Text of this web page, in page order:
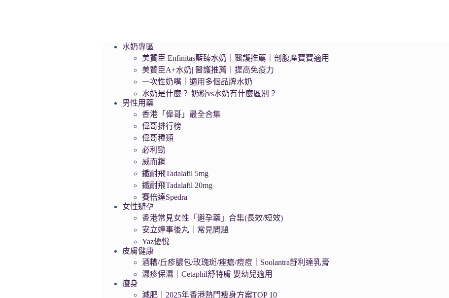
水奶專區
美贊臣 Enfinitas藍臻水奶｜醫護推薦｜剖腹產寶寶適用
美贊臣A+水奶| 醫護推薦｜提高免疫力
一次性奶嘴｜適用多個品牌水奶
水奶是什麼？ 奶粉vs水奶有什麼區別？
男性用藥
香港「偉哥」最全合集
偉哥排行榜
偉哥種類
必利勁
威而鋼
鐵耐飛Tadalafil 5mg
鐵耐飛Tadalafil 20mg
賽倍達Spedra
女性避孕
香港常見女性「避孕藥」合集(長效/短效)
安立婷事後丸｜常見問題
Yaz優悅
皮膚健康
酒糟/丘疹膿包/玫瑰斑/痤瘡/痘痘｜Soolantra舒利達乳膏
濕疹保濕｜Cetaphil舒特膚 嬰幼兒適用
瘦身
減肥｜2025年香港熱門瘦身方案TOP 10